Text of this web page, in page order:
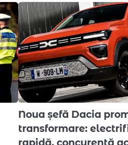
Noua șefă Dacia
transformare:
rapidă, concurență